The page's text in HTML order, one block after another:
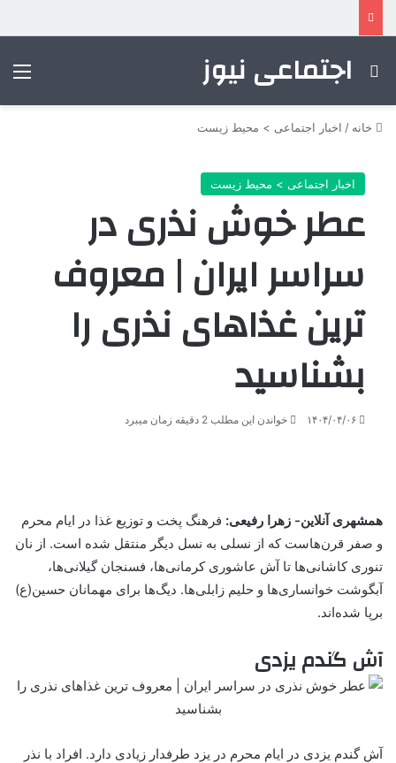
اجتماعی نیوز
جستجو برای
خانه / اخبار اجتماعی > محیط زیست
اخبار اجتماعی > محیط زیست
عطر خوش نذری در
سراسر ایران | معروف
ترین غذاهای نذری را
بشناسید
۱۴۰۴/۰۴/۰۶ خواندن این مطلب 2 دقیقه زمان میبرد
همشهری آنلاین- زهرا رفیعی: فرهنگ پخت و توزیع غذا در ایام محرم
و صفر قرن‌هاست که از نسلی به نسل دیگر منتقل شده است. از نان
تنوری کاشانی‌ها تا آش عاشوری کرمانی‌ها، فسنجان گیلانی‌ها،
آبگوشت خوانساری‌ها و حلیم زابلی‌ها. دیگ‌ها برای مهمانان حسین(ع)
برپا شده‌اند.
آش گندم یزدی
آش گندم یزدی در ایام محرم در یزد طرفدار زیادی دارد. افراد با نذر